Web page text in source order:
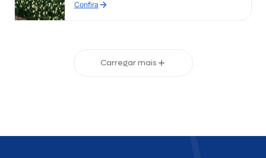
Paradigmas
Confira
:
Carregar mais